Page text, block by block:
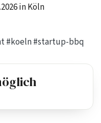
in Köln
#koeln#startup-bbq